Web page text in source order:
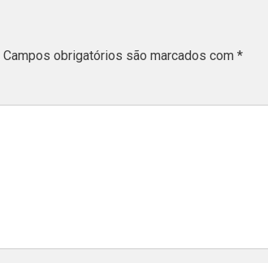
Campos obrigatórios são marcados com *